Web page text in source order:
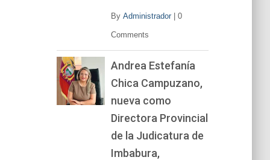
By Administrador| 0
Comments
Andrea Estefanía
Chica Campuzano,
nueva como
Directora Provincial
de la Judicatura de
Imbabura,